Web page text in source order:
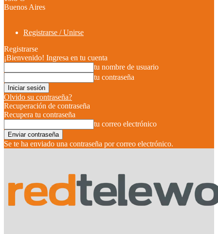
Buenos Aires
Registrarse / Unirse
Registrarse
¡Bienvenido! Ingresa en tu cuenta
tu nombre de usuario
tu contraseña
Olvido su contraseña?
Recuperación de contraseña
Recupera tu contraseña
tu correo electrónico
Se te ha enviado una contraseña por correo electrónico.